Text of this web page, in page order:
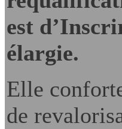
est
élargie.
Elle
de